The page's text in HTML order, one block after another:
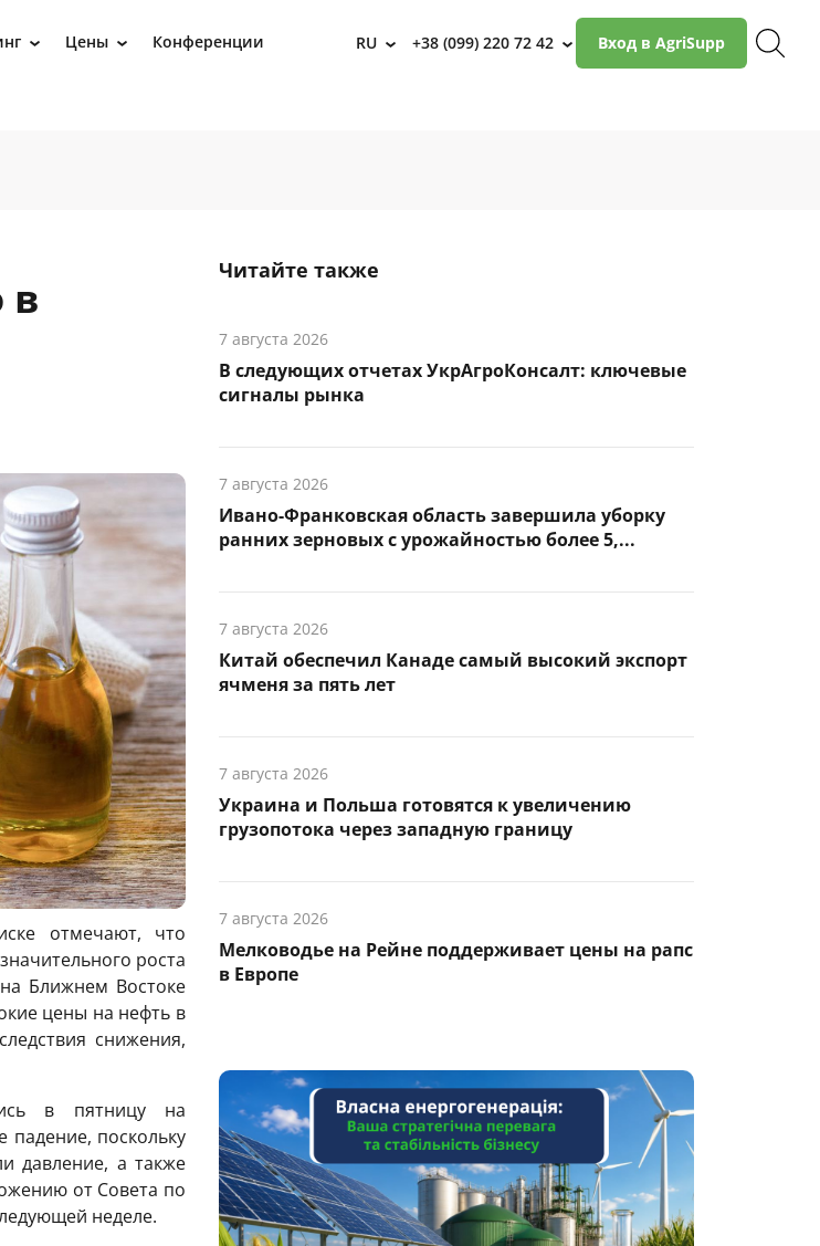
› Цены › Конференции RU › +38 (099) 220 72 42 › Вход в AgriSupp
в
отмечают, что
роста
Ближнем Востоке
цены на нефть в
снижения,
в пятницу на
падение, поскольку
давление, а также
от Совета по
неделе.
Читайте также
7 августа 2026
В следующих отчетах УкрАгроКонсалт: ключевые
сигналы рынка
7 августа 2026
Ивано-Франковская область завершила уборку
ранних зерновых с урожайностью более 5,...
7 августа 2026
Китай обеспечил Канаде самый высокий экспорт
ячменя за пять лет
7 августа 2026
Украина и Польша готовятся к увеличению
грузопотока через западную границу
7 августа 2026
Мелководье на Рейне поддерживает цены на рапс
в Европе